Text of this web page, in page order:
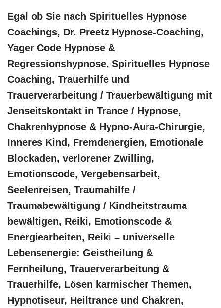
Egal ob Sie nach Spirituelles Hypnose
Coachings, Dr. Preetz Hypnose-Coaching,
Yager Code Hypnose &
Regressionshypnose, Spirituelles Hypnose
Coaching, Trauerhilfe und
Trauerverarbeitung / Trauerbewältigung mit
Jenseitskontakt in Trance / Hypnose,
Chakrenhypnose & Hypno-Aura-Chirurgie,
Inneres Kind, Fremdenergien, Emotionale
Blockaden, verlorener Zwilling,
Emotionscode, Vergebensarbeit,
Seelenreisen, Traumahilfe /
Traumabewältigung / Kindheitstrauma
bewältigen, Reiki, Emotionscode &
Energiearbeiten, Reiki – universelle
Lebensenergie: Geistheilung &
Fernheilung, Trauerverarbeitung &
Trauerhilfe, Lösen karmischer Themen,
Hypnotiseur, Heiltrance und Chakren,